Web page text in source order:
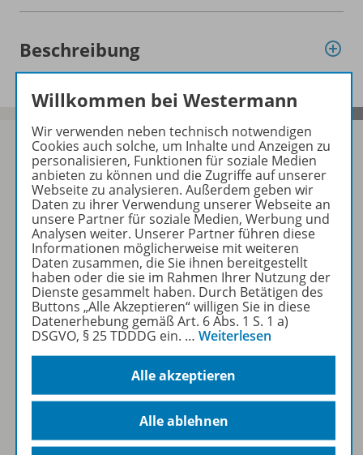
Beschreibung
Sofort profitieren
Zum Newsletter anmelden
Folgen Sie uns auf Social Media
Willkommen bei Westermann
Wir verwenden neben technisch notwendigen
Cookies auch solche, um Inhalte und Anzeigen zu
personalisieren, Funktionen für soziale Medien
anbieten zu können und die Zugriffe auf unserer
Webseite zu analysieren. Außerdem geben wir
Daten zu ihrer Verwendung unserer Webseite an
unsere Partner für soziale Medien, Werbung und
Analysen weiter. Unserer Partner führen diese
Informationen möglicherweise mit weiteren
Daten zusammen, die Sie ihnen bereitgestellt
haben oder die sie im Rahmen Ihrer Nutzung der
Dienste gesammelt haben. Durch Betätigen des
Buttons „Alle Akzeptieren“ willigen Sie in diese
Datenerhebung gemäß Art. 6 Abs. 1 S. 1 a)
DSGVO, § 25 TDDDG ein. … Weiterlesen
Alle akzeptieren
Alle ablehnen